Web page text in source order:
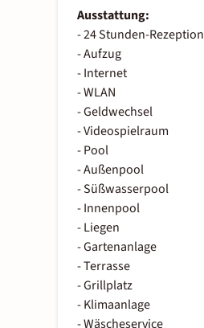
Ausstattung:
- 24 Stunden-Rezeption
- Aufzug
- Internet
- WLAN
- Geldwechsel
- Videospielraum
- Pool
- Außenpool
- Süßwasserpool
- Innenpool
- Liegen
- Gartenanlage
- Terrasse
- Grillplatz
- Klimaanlage
- Wäscheservice